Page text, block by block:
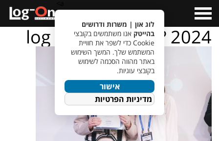
Menu
log – on – ???????? 2024
לוג און | משרות ודרושים
בהייטק אנו משתמשים בקובצי
Cookie כדי לשפר את חוויית
המשתמש שלך. המשך השימוש
באתר מהווה הסכמה לשימוש
בקובצי עוגיות.
אישור
מדיניות הפרטיות